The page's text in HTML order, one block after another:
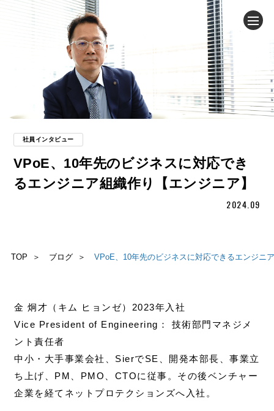
ニュース
サステナビリティ
社員インタビュー
VPoE、10年先のビジネスに対応でき
るエンジニア組織作り【エンジニア】
2024.09
TOP ブログ VPoE、10年先のビジネスに対応できるエンジニ
金 炯才（キム ヒョンゼ）2023年入社
Vice President of Engineering： 技術部門マネジメ
ント責任者
中小・大手事業会社、SierでSE、開発本部長、事業立
ち上げ、PM、PMO、CTOに従事。その後ベンチャー
企業を経てネットプロテクションズへ入社。